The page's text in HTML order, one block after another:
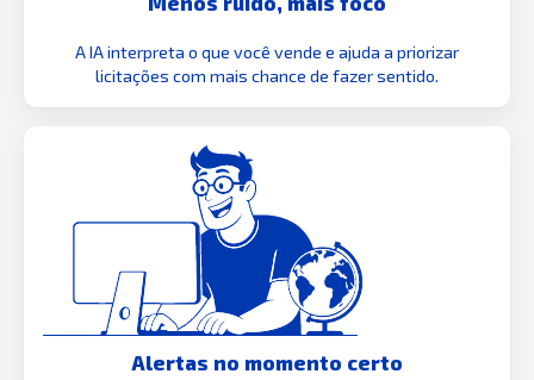
A IA interpreta o que você vende e ajuda a priorizar
licitações com mais chance de fazer sentido.
Alertas no momento certo